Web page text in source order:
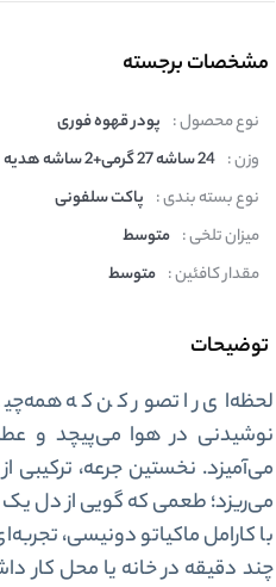
مشخصات برجسته
نوع محصول : پودر قهوه فوری
وزن : 24 ساشه 27 گرمی+2 ساشه هدیه
نوع بسته بندی : پاکت سلفونی
میزان تلخی : متوسط
مقدار کافئین : متوسط
توضیحات
لحظه‌ای را تصور کن که
نوشیدنی در هوا می‌پیچد و
می‌آمیزد. نخستین جرعه، ترکیبی
می‌ریزد؛ طعمی که گویی از دل
با کارامل ماکیاتو دونیسی،
چند دقیقه در خانه یا محل کار